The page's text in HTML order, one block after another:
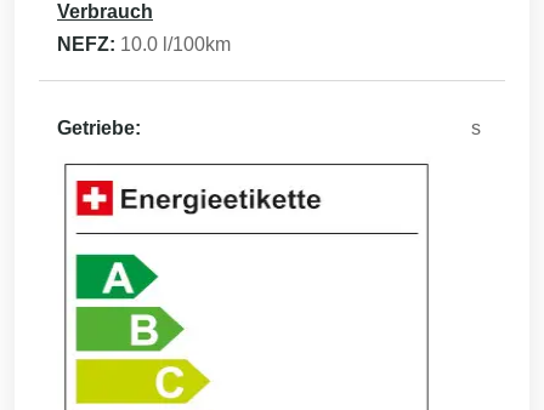
Verbrauch
NEFZ: 10.0 l/100km
Getriebe: s